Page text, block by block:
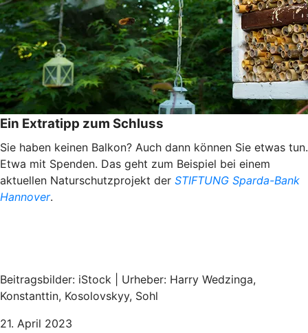
Ein Extratipp zum Schluss
Sie haben keinen Balkon? Auch dann können Sie etwas tun.
Etwa mit Spenden. Das geht zum Beispiel bei einem
aktuellen Naturschutzprojekt der STIFTUNG Sparda-Bank
Hannover.
Beitragsbilder: iStock | Urheber: Harry Wedzinga,
Konstanttin, Kosolovskyy, Sohl
21. April 2023